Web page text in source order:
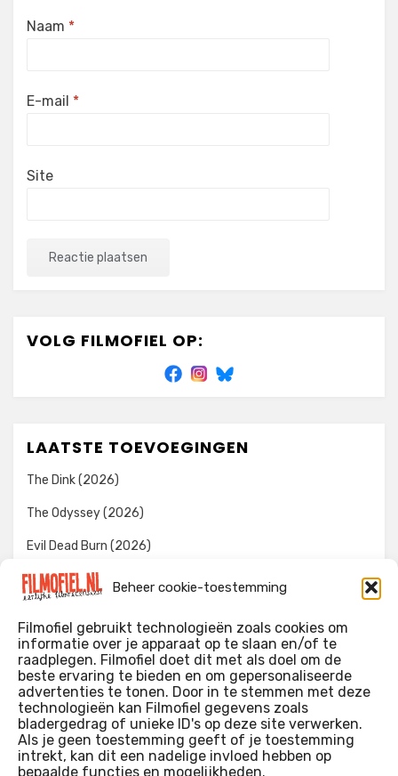
Beheer cookie-toestemming
Filmofiel gebruikt technologieën zoals cookies om
informatie over je apparaat op te slaan en/of te
raadplegen. Filmofiel doet dit met als doel om de
beste ervaring te bieden en om gepersonaliseerde
advertenties te tonen. Door in te stemmen met deze
technologieën kan Filmofiel gegevens zoals
bladergedrag of unieke ID's op deze site verwerken.
Als je geen toestemming geeft of je toestemming
intrekt, kan dit een nadelige invloed hebben op
bepaalde functies en mogelijkheden.
Naam *
E-mail *
Site
VOLG FILMOFIEL OP:
LAATSTE TOEVOEGINGEN
The Dink (2026)
The Odyssey (2026)
Evil Dead Burn (2026)
The Invite (2026)
WIE IK BEN…?
Ik ben ooit begonnen met m’n recensies omdat ik zoveel
films keek dat ik af en toe niet meer wist welke ik nu wel of
niet gezien had. Ik ben een filmliefhebber, heb als hobby nog